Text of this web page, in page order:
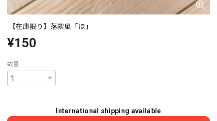
【在庫限り】落款風「ほ」
¥150
数量
International shipping available